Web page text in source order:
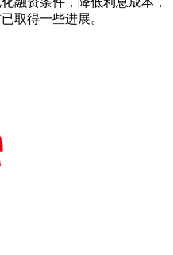
取得一些进展。